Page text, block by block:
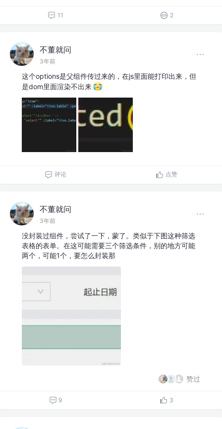
11 2
不董就问
3年前
这个options是父组件传过来的，在js里面能打印出来，但
是dom里面渲染不出来
评论 点赞
不董就问
3年前
没封装过组件，尝试了一下，蒙了。类似于下图这种筛选
表格的表单。在这可能需要三个筛选条件，别的地方可能
两个，可能1个，要怎么封装那
赞过
9 3